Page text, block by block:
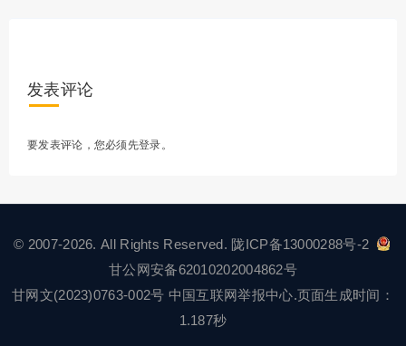
发表评论
要发表评论，您必须先登录。
© 2007-2026. All Rights Reserved. 陇ICP备13000288号-2
甘公网安备62010202004862号
甘网文(2023)0763-002号 中国互联网举报中心.页面生成时间：
1.187秒